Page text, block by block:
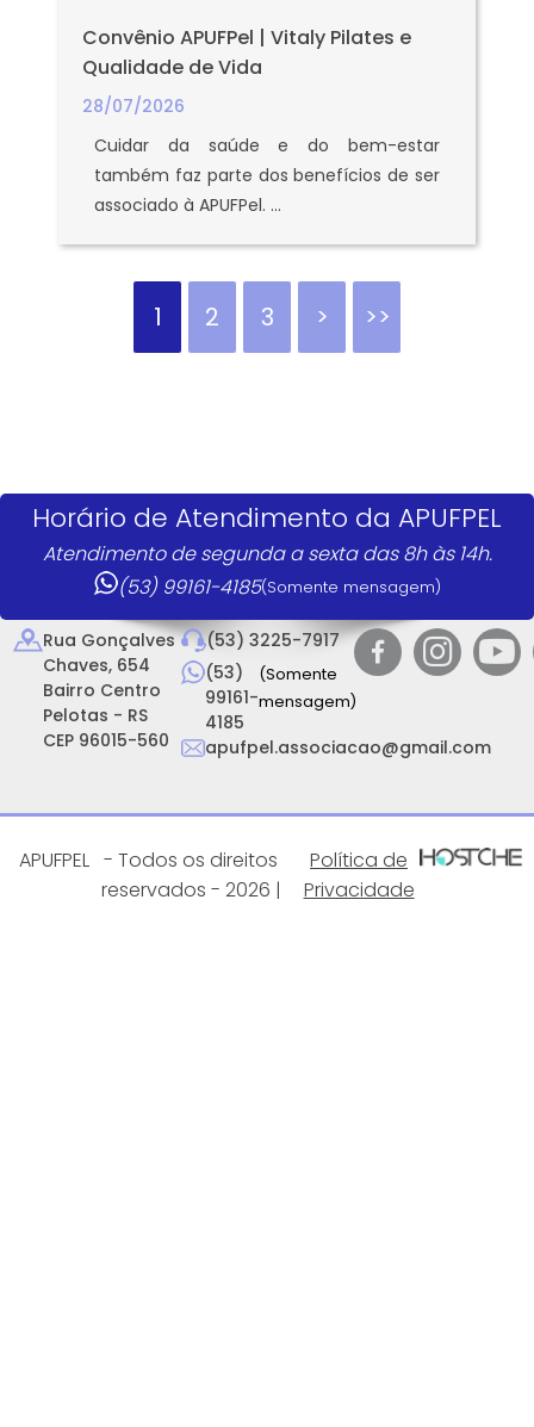
Convênio APUFPel | Vitaly Pilates e
Qualidade de Vida
28/07/2026
Cuidar da saúde e do bem-estar
também faz parte dos benefícios de ser
associado à APUFPel. ...
1 2 3 > >>
Horário de Atendimento da APUFPEL
Atendimento de segunda a sexta das 8h às 14h.
(53) 99161-4185(Somente mensagem)
Rua Gonçalves
Chaves, 654
Bairro Centro
Pelotas - RS
CEP 96015-560
(53) 3225-7917
(53)
99161-
4185
(Somente
mensagem)
apufpel.associacao@gmail.com
APUFPEL - Todos os direitos
reservados - 2026 |
Política de
Privacidade